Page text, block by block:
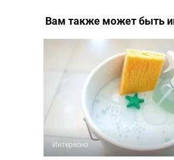
Вам также может быть
Интересно